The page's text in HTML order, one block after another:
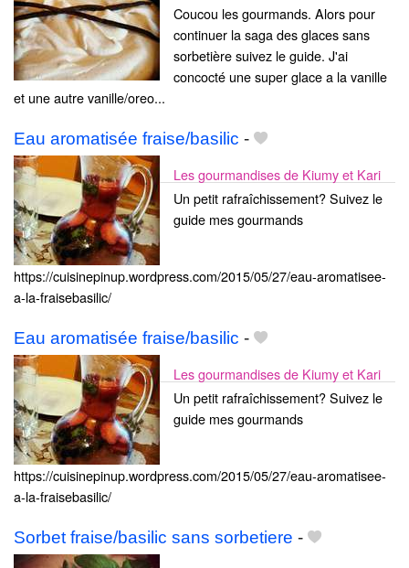
Coucou les gourmands. Alors pour
continuer la saga des glaces sans
sorbetière suivez le guide. J'ai
concocté une super glace a la vanille
et une autre vanille/oreo...
Eau aromatisée fraise/basilic -
Les gourmandises de Kiumy et Kari
Un petit rafraîchissement? Suivez le
guide mes gourmands
https://cuisinepinup.wordpress.com/2015/05/27/eau-aromatisee-
a-la-fraisebasilic/
Eau aromatisée fraise/basilic -
Les gourmandises de Kiumy et Kari
Un petit rafraîchissement? Suivez le
guide mes gourmands
https://cuisinepinup.wordpress.com/2015/05/27/eau-aromatisee-
a-la-fraisebasilic/
Sorbet fraise/basilic sans sorbetiere -